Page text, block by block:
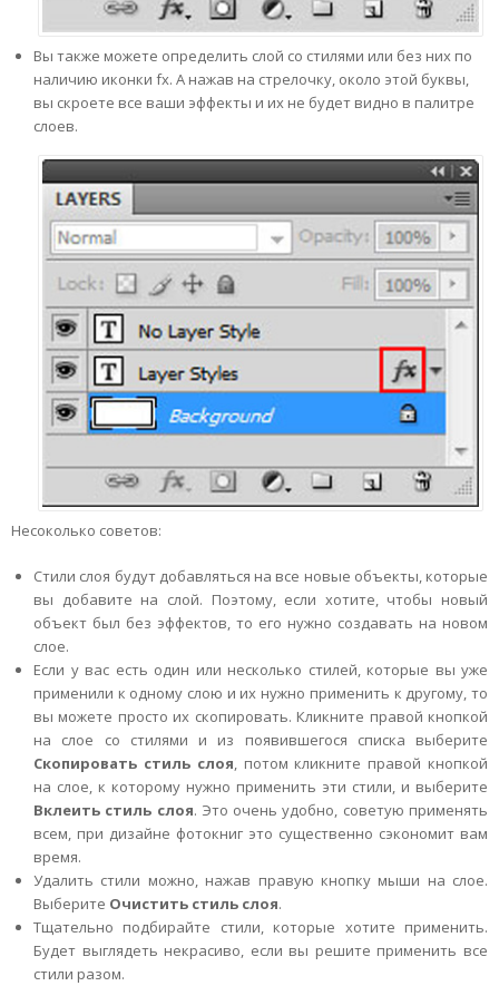
Вы также можете определить слой со стилями или без них по
наличию иконки fx. А нажав на стрелочку, около этой буквы,
вы скроете все ваши эффекты и их не будет видно в палитре
слоев.
Несоколько советов:
Стили слоя будут добавляться на все новые объекты, которые
вы добавите на слой. Поэтому, если хотите, чтобы новый
объект был без эффектов, то его нужно создавать на новом
слое.
Если у вас есть один или несколько стилей, которые вы уже
применили к одному слою и их нужно применить к другому, то
вы можете просто их скопировать. Кликните правой кнопкой
на слое со стилями и из появившегося списка выберите
Скопировать стиль слоя, потом кликните правой кнопкой
на слое, к которому нужно применить эти стили, и выберите
Вклеить стиль слоя. Это очень удобно, советую применять
всем, при дизайне фотокниг это существенно сэкономит вам
время.
Удалить стили можно, нажав правую кнопку мыши на слое.
Выберите Очистить стиль слоя.
Тщательно подбирайте стили, которые хотите применить.
Будет выглядеть некрасиво, если вы решите применить все
стили разом.